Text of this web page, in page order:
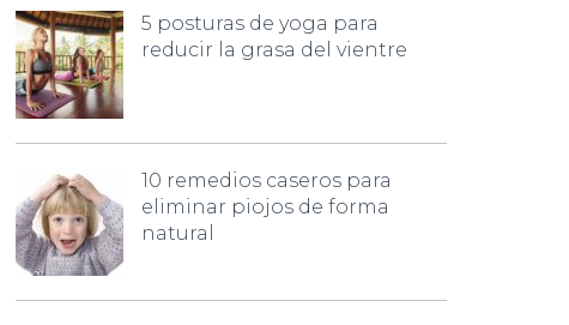
5 posturas de yoga para
reducir la grasa del vientre
10 remedios caseros para
eliminar piojos de forma
natural